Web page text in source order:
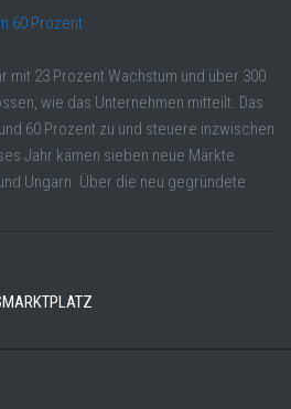
60 Prozent
mit 23 Prozent Wachstum und über 300
wie das Unternehmen mitteilt. Das
60 Prozent zu und steuere inzwischen
Jahr kämen sieben neue Märkte
Ungarn. Über die neu gegründete